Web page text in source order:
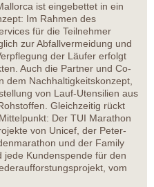
ist eingebettet in ein
Im Rahmen des
für die Teilnehmer
zur Abfallvermeidung und
der Läufer erfolgt
Auch die Partner und Co-
dem Nachhaltigkeitskonzept,
von Lauf-Utensilien aus
Gleichzeitig rückt
Der TUI Marathon
von Unicef, der Peter-
und der Family
jede Kundenspende für den
vom